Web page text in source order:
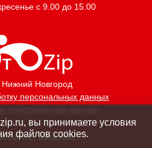
Нижний Новгород
персональных данных
персональных данных
с 9.00 до 15.00
магазина
вы принимаете условия
файлов cookies.